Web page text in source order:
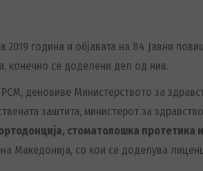
година и објавата на 84 Јавни
конечно се доделени дел од нив.
деновиве Министерството за
заштита, министерот за
, стоматолошка протетика и
Македонија, со кои се доделува